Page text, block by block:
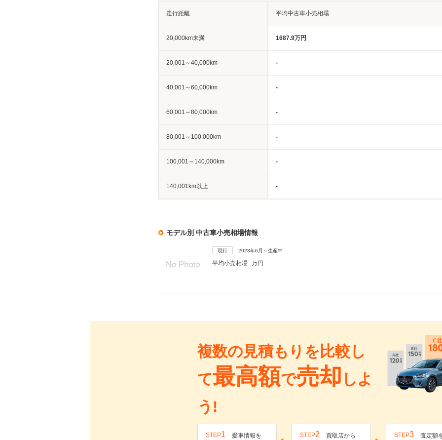
走行距離 平均中古車小売相場
20,000km未満 1687.9万円
20,001～40,000km -
40,001～60,000km -
60,001～80,000km -
80,001～100,000km -
100,001～140,000km -
140,001km以上 -
モデル別 中古車小売相場情報
現行 2023年6月～生産中
平均小売相場 万円
複数の見積もりを比較し
て最高額で売却 しよ
う!
STEP1
愛車情報を
STEP2
買取店から
STEP3
査定額